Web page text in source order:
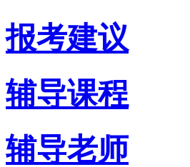
报考建议
辅导课程
辅导老师